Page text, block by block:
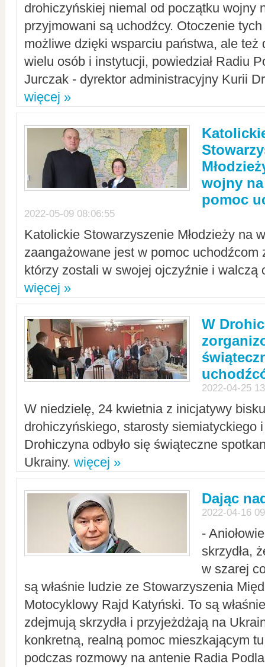
drohiczyńskiej niemal od początku wojny
przyjmowani są uchodźcy. Otoczenie
możliwe dzięki wsparciu państwa, ale też
wielu osób i instytucji, powiedział Radiu
Jurczak - dyrektor administracyjny Kurii
więcej »
wojny
pomoc
2022-05-09 08:06:55
Katolickie Stowarzyszenie Młodzieży na
zaangażowane jest w pomoc uchodźcom
którzy zostali w swojej ojczyźnie i walczą
więcej »
W
2022-04-25
W niedzielę, 24 kwietnia z inicjatywy
drohiczyńskiego, starosty siemiatyckiego
Drohiczyna odbyło się świąteczne
Ukrainy. więcej »
Dając
2022-04-16
-
skrzydła,
w szarej
są właśnie ludzie ze Stowarzyszenia
Motocyklowy Rajd Katyński. To są
zdejmują skrzydła i przyjeżdżają na
konkretną, realną pomoc mieszkającym
podczas rozmowy na antenie Radia